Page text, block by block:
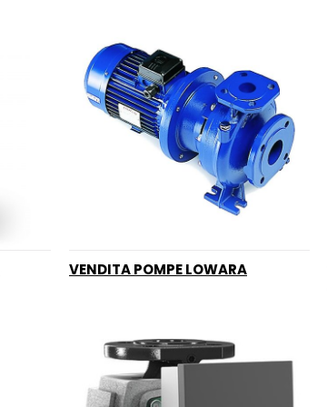
VENDITA POMPE LOWARA